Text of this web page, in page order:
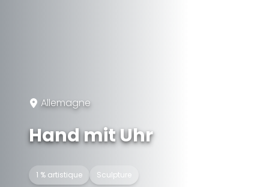
Allemagne
Hand mit Uhr
1 % artistique Sculpture